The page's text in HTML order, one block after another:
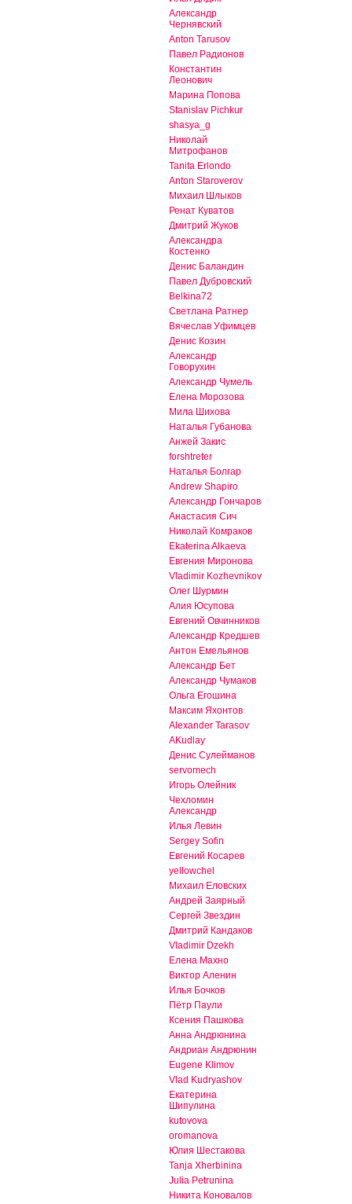
Александр
Чернявский
Anton Tarusov
Павел Радионов
Константин
Леонович
Марина Попова
Stanislav Pichkur
shasya_g
Николай
Митрофанов
Tanita Erlondo
Anton Staroverov
Михаил Шлыков
Ренат Куватов
Дмитрий Жуков
Александра
Костенко
Денис Баландин
Павел Дубровский
Belkina72
Светлана Ратнер
Вячеслав Уфимцев
Денис Козин
Александр
Говорухин
Александр Чумель
Елена Морозова
Мила Шихова
Наталья Губанова
Анжей Закис
forshtreter
Наталья Болгар
Andrew Shapiro
Александр Гончаров
Анастасия Сич
Николай Комраков
Ekaterina Alkaeva
Евгения Миронова
Vladimir Kozhevnikov
Олег Шурмин
Алия Юсупова
Евгений Овчинников
Александр Кредшев
Антон Емельянов
Александр Бет
Александр Чумаков
Ольга Егошина
Максим Яхонтов
Alexander Tarasov
AKudlay
Денис Сулейманов
servomech
Игорь Олейник
Чехломин
Александр
Илья Левин
Sergey Sofin
Евгений Косарев
yellowchel
Михаил Еловских
Андрей Заярный
Сергей Звездин
Дмитрий Кандаков
Vladimir Dzekh
Елена Махно
Виктор Аленин
Илья Бочков
Пётр Паули
Ксения Пашкова
Анна Андрюнина
Андриан Андрюнин
Eugene Klimov
Vlad Kudryashov
Екатерина
Шипулина
kutovova
oromanova
Юлия Шестакова
Tanja Xherbinina
Julia Petrunina
Никита Коновалов